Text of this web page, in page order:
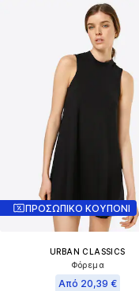
ΠΡΟΣΩΠΙΚΟ ΚΟΥΠΟΝΙ
URBAN CLASSICS
Φόρεμα
Από 20,39 €